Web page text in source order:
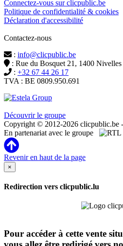
Connectez-vous sur clicpublic.be
Politique de confidentialité & cookies
Déclaration d'accessibilité
Contactez-nous
: info@clicpublic.be
: Rue du Bosquet 21, 1400
: +32 67 44 26 17
TVA : BE 0809.950.691
Découvrir le groupe
Copyright © 2012-2026 clicpublic.be -
En partenariat avec le groupe
Revenir en haut de la page
×
Redirection vers clicpublic.lu
Pour accéder à cette vente